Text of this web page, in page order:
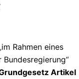
Rahmen eines
Artikel